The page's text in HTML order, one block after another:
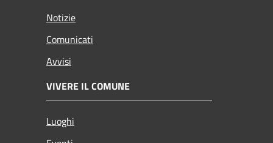
Notizie
Comunicati
Avvisi
VIVERE IL COMUNE
Luoghi